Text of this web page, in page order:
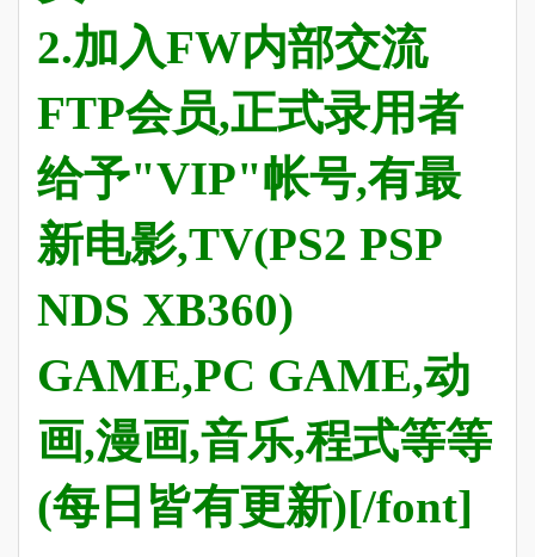
2.加入FW内部交流
FTP会员,正式录用者
给予"VIP"帐号,有最
新电影,TV(PS2 PSP
NDS XB360)
GAME,PC GAME,动
画,漫画,音乐,程式等等
(每日皆有更新)[/font]